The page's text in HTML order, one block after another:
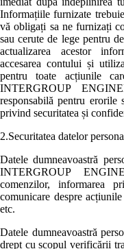
Informațiile furnizate
vă obligați sa ne furnizați
sau cerute de lege pentru
actualizarea acestor
accesarea contului și
pentru toate acțiunile
INTERGROUP
responsabilă pentru
privind securitatea și
2.Securitatea datelor
Datele dumneavoastră
INTERGROUP
comenzilor, informarea
comunicare despre
etc.
Datele dumneavoastră
drept cu scopul verificării